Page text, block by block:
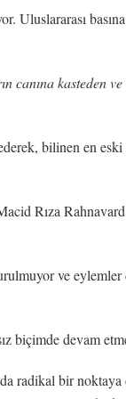
Uluslararası
canına kasteden
bilinen en
Rıza Rahnavard
ve
biçimde devam
radikal bir